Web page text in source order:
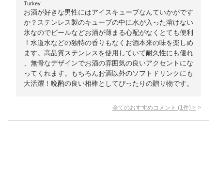
Turkey
お酒が好きな男性にはアイスキューブなんていかがです
か？ステンレス製のキューブの中に水が入った溶けない
氷なのでビールなどお酒が薄まる心配がなくとても便利
！水道水などの独特の香りもなくお酒本来の味を楽しめ
ます。高品質ステンレスを使用していて耐久性にも優れ
、無骨なデザインでお酒の雰囲気の良いアクセントにな
ってくれます。もちろんお酒以外のソフトドリンクにも
大活躍！晩酌の良い相棒としてぴったりの贈り物です。
全てのおすすめコメント (1 件) >